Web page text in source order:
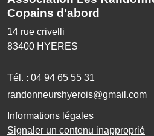
Copains d'abord
14 rue crivelli
83400 HYERES
Tél. : 04 94 65 55 31
randonneurshyerois@gmail.com
Informations légales
Signaler un contenu inapproprié